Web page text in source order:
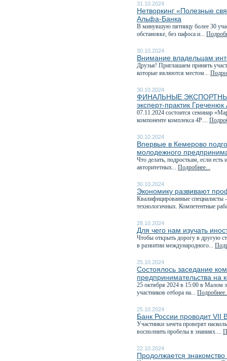
31.10.2024
Нетворкинг «Полезные
Альфа-Банка
В минувшую пятницу более 30
обстановке, без пафоса и...
30.10.2024
Внимание владельцам
Друзья! Приглашаем принять
которые являются местом...
30.10.2024
ФИНАЛЬНЫЕ
эксперт-практик Греченюк
07.11.2024 состоится семинар
компоненте комплекса 4P....
30.10.2024
Впервые в Кемерово
молодежного
Что делать, подросткам, если
авторитетных... Подробнее...
30.10.2024
Экономику развивают
Квалифицированные специалисты
технологичных. Компетентные
28.10.2024
Для чего нам изучать
Чтобы открыть дорогу в другую
в развитии международного...
25.10.2024
Состоялось заседание
предпринимательства на
25 октября 2024 в 15:00 в Малом
участников отбора на...
25.10.2024
Банк России проводит VII
Участники зачета проверят
восполнить пробелы в знаниях....
22.10.2024
Продолжается